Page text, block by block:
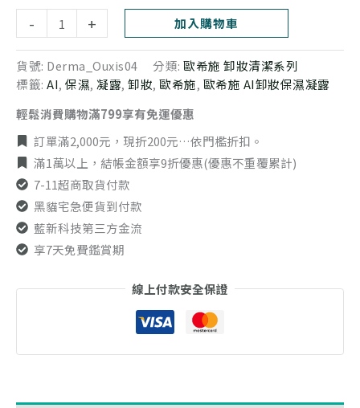
- + 加入購物車
貨號: Derma_Ouxis04 分類: 歐希施 卸妝清潔系列
標籤: AI, 保濕, 凝露, 卸妝, 歐希施, 歐希施 AI卸妝保濕凝露
輕鬆消費購物滿799享有免運優惠
訂單滿2,000元，現折200元…依門檻折扣。
滿1萬以上，結帳金額享9折優惠(優惠不重覆累計)
7-11超商取貨付款
黑貓宅急便貨到付款
藍新科技第三方金流
享7天免費鑑賞期
線上付款安全保證